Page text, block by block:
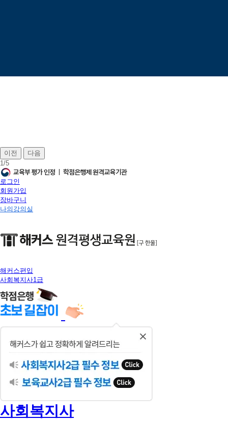
이전
다음
1/5
로그인
회원가입
장바구니
나의강의실
해커스편입
사회복지사1급
사회복지사